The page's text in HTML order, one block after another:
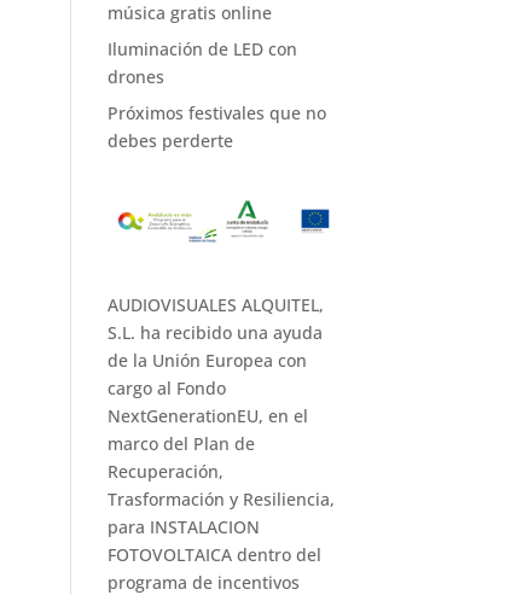
música gratis online
Iluminación de LED con
drones
Próximos festivales que no
debes perderte
AUDIOVISUALES ALQUITEL,
S.L. ha recibido una ayuda
de la Unión Europea con
cargo al Fondo
NextGenerationEU, en el
marco del Plan de
Recuperación,
Trasformación y Resiliencia,
para INSTALACION
FOTOVOLTAICA dentro del
programa de incentivos